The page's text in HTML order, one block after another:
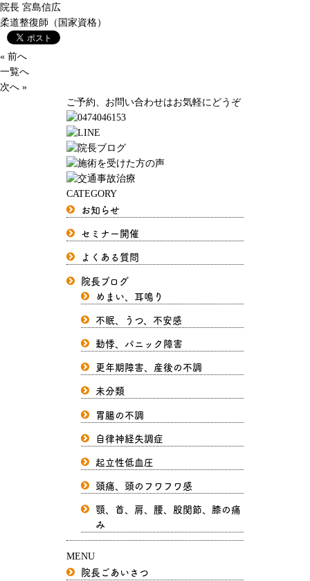
院長 宮島信広
柔道整復師（国家資格）
« 前へ
一覧へ
次へ »
ご予約、お問い合わせはお気軽にどうぞ
CATEGORY
お知らせ
セミナー開催
よくある質問
院長ブログ
めまい、耳鳴り
不眠、うつ、不安感
動悸、パニック障害
更年期障害、産後の不調
未分類
胃腸の不調
自律神経失調症
起立性低血圧
頭痛、頭のフワフワ感
顎、首、肩、腰、股関節、膝の痛
み
MENU
院長ごあいさつ